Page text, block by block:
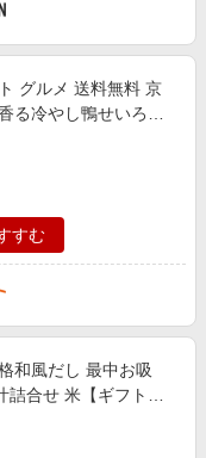
グルメ 送料無料 京
る冷やし鴨せいろ【4
のひ プレゼント 贈り
すむ
和風だし 最中お吸
詰合せ 米【ギフト・